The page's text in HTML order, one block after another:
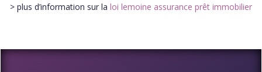
> plus d’information sur la loi lemoine assurance prêt immobilier